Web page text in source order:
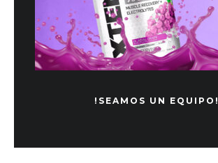
!SEAMOS UN EQUIPO!